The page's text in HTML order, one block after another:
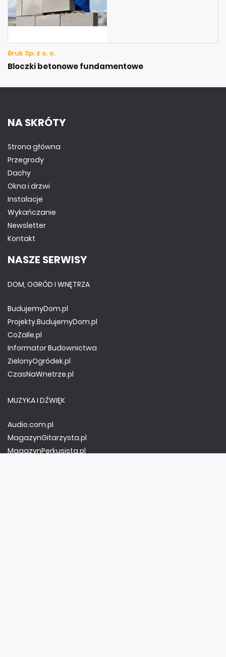
Bruk Sp. z o. o.
Bloczki betonowe fundamentowe
NA SKRÓTY
Strona główna
Przegrody
Dachy
Okna i drzwi
Instalacje
Wykańczanie
Newsletter
Kontakt
NASZE SERWISY
DOM, OGRÓD I WNĘTRZA
BudujemyDom.pl
Projekty.BudujemyDom.pl
CoZaIle.pl
Informator Budownictwa
ZielonyOgródek.pl
CzasNaWnetrze.pl
MUZYKA I DŹWIĘK
Audio.com.pl
MagazynGitarzysta.pl
MagazynPerkusista.pl